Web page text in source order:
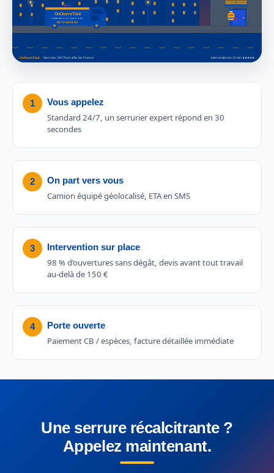
1 Vous appelez
Standard 24/7, un serrurier expert répond en 30
secondes
2 On part vers vous
Camion équipé géolocalisé, ETA en SMS
3 Intervention sur place
98 % d’ouvertures sans dégât, devis avant tout travail
au-delà de 150 €
4 Porte ouverte
Paiement CB / espèces, facture détaillée immédiate
Une serrure récalcitrante ?
Appelez maintenant.